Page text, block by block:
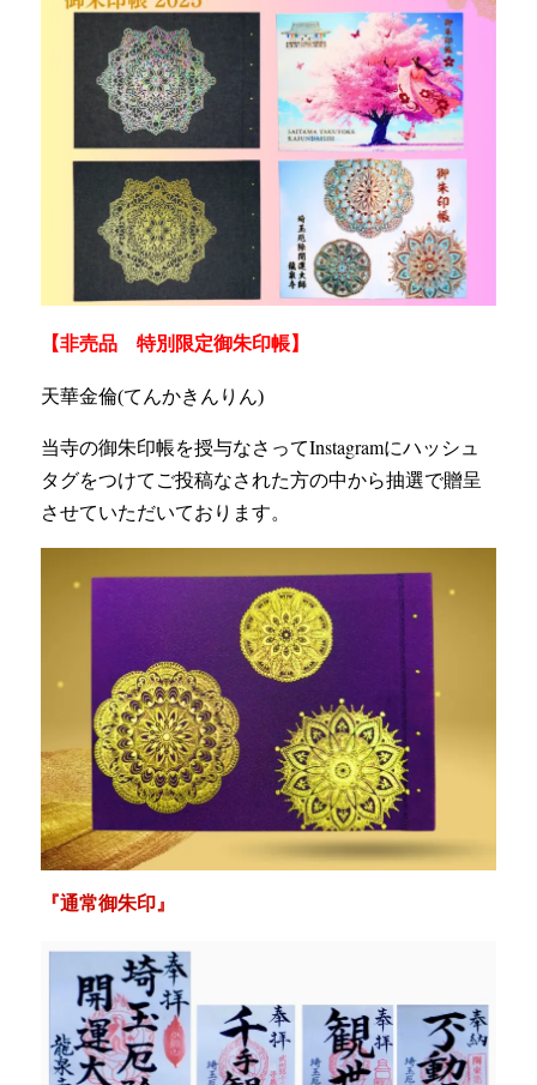
【非売品 特別限定御朱印帳】
天華金倫(てんかきんりん)
当寺の御朱印帳を授与なさってInstagramにハッシュ
タグをつけてご投稿なされた方の中から抽選で贈呈
させていただいております。
『通常御朱印』